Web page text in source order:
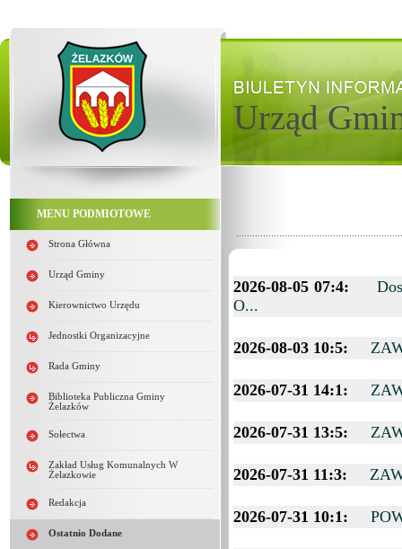
Urząd
MENU PODMIOTOWE
Strona Główna
Urząd Gminy
Kierownictwo Urzędu
Jednostki Organizacyjne
Rada Gminy
Biblioteka Publiczna Gminy
Żelazków
Sołectwa
Zakład Usług Komunalnych W
Żelazkowie
Redakcja
Ostatnio Dodane
2026-08-05 07:4:
O...
2026-08-03 10:5:
2026-07-31 14:1:
2026-07-31 13:5:
2026-07-31 11:3:
2026-07-31 10:1: